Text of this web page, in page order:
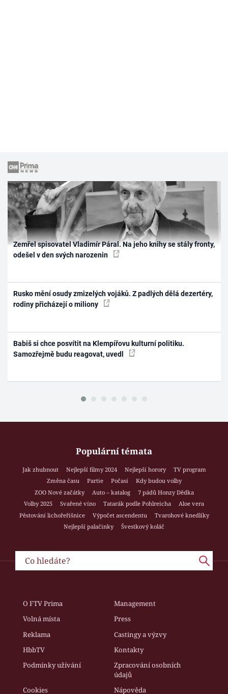
Zemřel spisovatel Vladimír Páral. Na jeho knihy se stály fronty,
odešel v den svých narozenin
Rusko mění osudy zmizelých vojáků. Z padlých dělá dezertéry,
rodiny přicházejí o miliony
Babiš si chce posvítit na Klempířovu kulturní politiku.
Samozřejmě budu reagovat, uvedl
Populární témata
Jak zhubnout Nejlepší filmy 2024 Nejlepší horory
TV program
Změna času
Partie Počasí
Kdy budou volby
ZOO Nové začátky
Auto – katalog
7 pádů Honzy Dědka
Volby 2025
Svařené víno Tatarák podle Pohlreicha
Aloe vera
Pěstování lichořeřišnice
Výpočet ascendentu
Tvarohové knedlíky
Nejlepší palačinky
Švestkový koláč
O FTV Prima
Management
Volná místa
Press
Reklama
Castingy a výzvy
HbbTV
Kontakty
Podmínky užívání
Zpracování osobních
údajů
Cookies
Nápověda